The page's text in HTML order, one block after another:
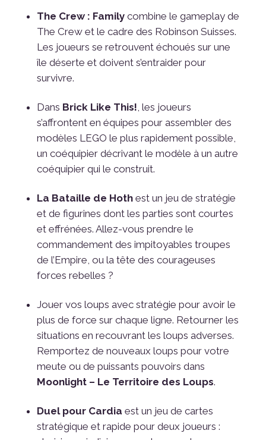
The Crew : Familycombine le gameplay de
The Crew et le cadre des Robinson Suisses.
Les joueurs se retrouvent échoués sur une
île déserte et doivent s’entraider pour
survivre.
Dans Brick Like This! , les joueurs
s’affrontent en équipes pour assembler des
modèles LEGO le plus rapidement possible,
un coéquipier décrivant le modèle à un autre
coéquipier qui le construit.
La Bataille de Hoth est un jeu de stratégie
et de figurines dont les parties sont courtes
et effrénées. Allez-vous prendre le
commandement des impitoyables troupes
de l’Empire, ou la tête des courageuses
forces rebelles ?
Jouer vos loups avec stratégie pour avoir le
plus de force sur chaque ligne. Retourner les
situations en recouvrant les loups adverses.
Remportez de nouveaux loups pour votre
meute ou de puissants pouvoirs dans
Moonlight – Le Territoire des Loups.
Duel pour Cardia est un jeu de cartes
stratégique et rapide pour deux joueurs :